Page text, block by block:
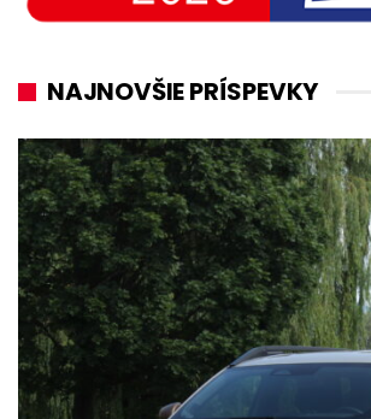
NAJNOVŠIE PRÍSPEVKY